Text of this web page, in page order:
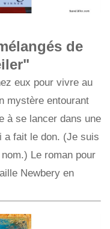
de
eux pour vivre au
mystère entourant
à se lancer dans une
a fait le don. (Je suis
Le roman pour
Newbery en